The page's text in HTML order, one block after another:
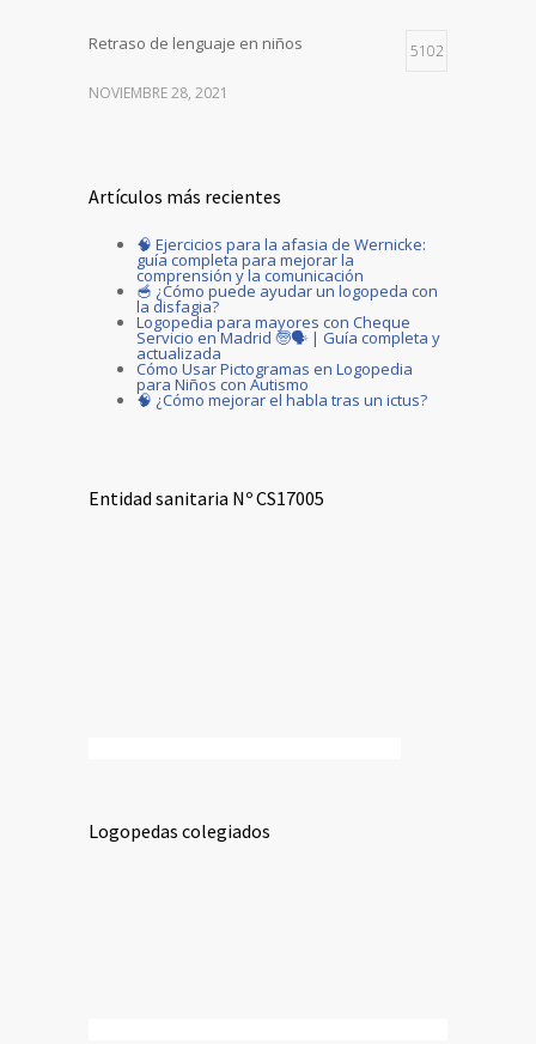
Retraso de lenguaje en niños 5102
NOVIEMBRE 28, 2021
Artículos más recientes
🧠 Ejercicios para la afasia de Wernicke:
guía completa para mejorar la
comprensión y la comunicación
🥣 ¿Cómo puede ayudar un logopeda con
la disfagia?
Logopedia para mayores con Cheque
Servicio en Madrid 🧓🗣️ | Guía completa y
actualizada
Cómo Usar Pictogramas en Logopedia
para Niños con Autismo
🧠 ¿Cómo mejorar el habla tras un ictus?
Entidad sanitaria Nº CS17005
Logopedas colegiados